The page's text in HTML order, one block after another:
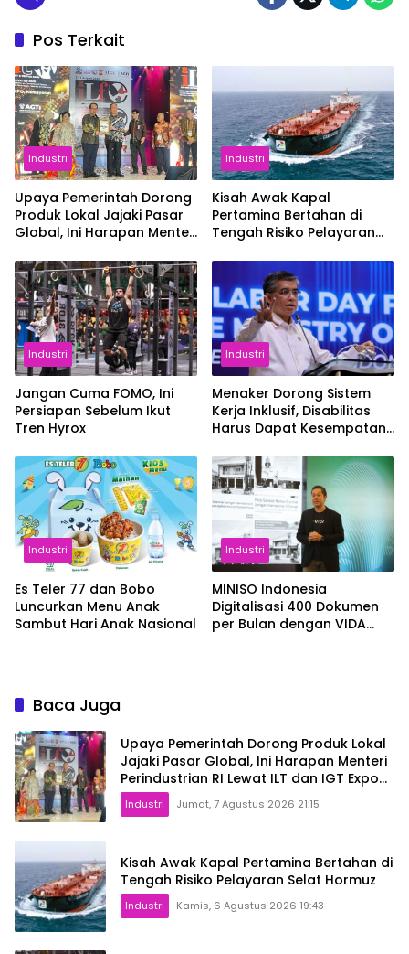
Pos Terkait
Industri
Upaya Pemerintah Dorong
Produk Lokal Jajaki Pasar
Global, Ini Harapan Menteri
dan IGT Expo 2026
Industri
Kisah Awak Kapal
Pertamina Bertahan di
Tengah Risiko Pelayaran
Industri
Jangan Cuma FOMO, Ini
Persiapan Sebelum Ikut
Tren Hyrox
Industri
Menaker Dorong Sistem
Kerja Inklusif, Disabilitas
Harus Dapat Kesempatan
Industri
Es Teler 77 dan Bobo
Luncurkan Menu Anak
Sambut Hari Anak Nasional
Industri
MINISO Indonesia
Digitalisasi 400 Dokumen
per Bulan dengan VIDA
Baca Juga
Upaya Pemerintah Dorong Produk Lokal
Jajaki Pasar Global, Ini Harapan Menteri
Perindustrian RI Lewat ILT dan IGT Expo
2026
Industri Jumat, 7 Agustus 2026 21:15
Kisah Awak Kapal Pertamina Bertahan di
Tengah Risiko Pelayaran Selat Hormuz
Industri Kamis, 6 Agustus 2026 19:43